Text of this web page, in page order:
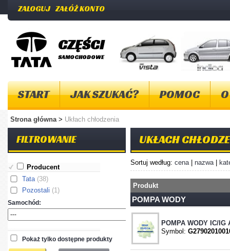
ZALOGUJ ZAŁÓŻ KONTO
CZĘŚCI
SAMOCHODOWE
START JAK SZUKAĆ? POMOC
Strona główna> Ukłach chłodzenia
FILTROWANIE
Producent
Tata(38)
Pozostali (1)
Samochód:
Pokaż tylko dostępne produkty
UKŁACH
Sortuj według: cena| nazwa|
Produkt
POMPA WODY
POMPA WODY IC/IG
Symbol: